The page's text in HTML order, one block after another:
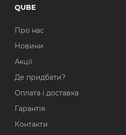
QUBE
Про нас
Новини
Акції
Де придбати?
Оплата і доставка
Гарантія
Контакти